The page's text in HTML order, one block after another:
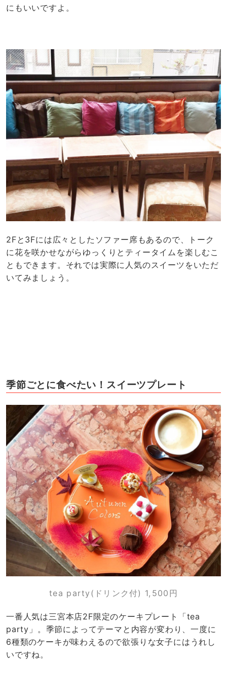
にもいいですよ。
2Fと3Fには広々としたソファー席もあるので、トーク
に花を咲かせながらゆっくりとティータイムを楽しむこ
ともできます。それでは実際に人気のスイーツをいただ
いてみましょう。
季節ごとに食べたい！スイーツプレート
tea party(ドリンク付) 1,500円
一番人気は三宮本店2F限定のケーキプレート「tea
party」。季節によってテーマと内容が変わり、一度に
6種類のケーキが味わえるので欲張りな女子にはうれし
いですね。